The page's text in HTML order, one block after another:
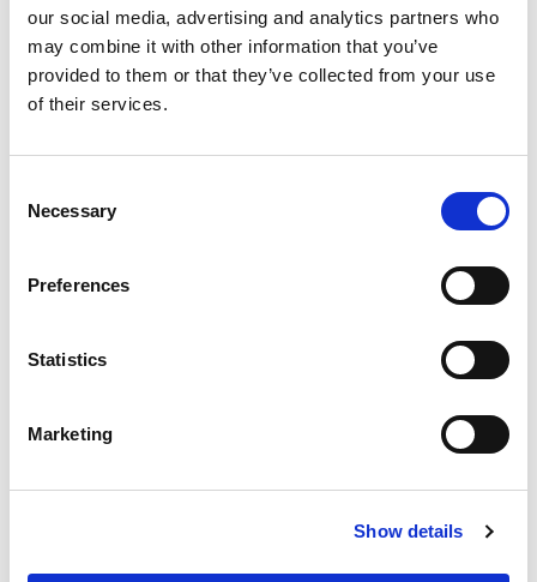
our social media, advertising and analytics partners who
may combine it with other information that you’ve
provided to them or that they’ve collected from your use
of their services.
Selection
Necessary
Preferences
Statistics
Marketing
Show details
Stroškovno učinkovito orodje=velika količina
proizvodnje
Pošiljanje po vsem svetu
Prodaja iz zaloge
100 % zvestoba strank iz 60 trgov
Prednosti
Enostaven za namestitev